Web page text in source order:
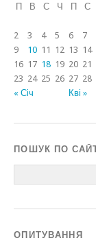
П
В С Ч П С
« Січ Кві »
2
3 4 5 6 7
9
10 11 12 13 14
16 17 18 19 20 21
23 24 25 26 27 28
ПОШУК ПО
ОПИТУВАННЯ